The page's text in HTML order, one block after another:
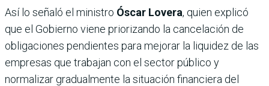
Así lo señaló el ministro Óscar Lovera, quien explicó
que el Gobierno viene priorizando la cancelación de
obligaciones pendientes para mejorar la liquidez de las
empresas que trabajan con el sector público y
normalizar gradualmente la situación financiera del